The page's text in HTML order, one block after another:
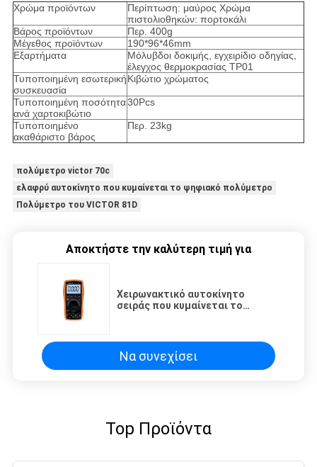
Χρώμα προϊόντων
Περίπτωση: μαύρος Χρώμα
πιστολιοθηκών: πορτοκάλι
Βάρος προϊόντων
Περ. 400g
Μέγεθος προϊόντων
190*96*46mm
Εξαρτήματα
Μόλυβδοι δοκιμής, εγχειρίδιο οδηγίας,
έλεγχος θερμοκρασίας TP01
Τυποποιημένη εσωτερική
συσκευασία
Κιβώτιο χρώματος
Τυποποιημένη ποσότητα
ανά χαρτοκιβώτιο
30Pcs
Τυποποιημένο
ακαθάριστο βάρος
Περ. 23kg
πολύμετρο victor 70c
ελαφρύ αυτοκίνητο που κυμαίνεται το ψηφιακό πολύμετρο
Πολύμετρο του VICTOR 81D
Αποκτήστε την καλύτερη τιμή για
Χειρωνακτικό αυτοκίνητο
σειράς που κυμαίνεται το
Να συνεχίσει
Top Προϊόντα